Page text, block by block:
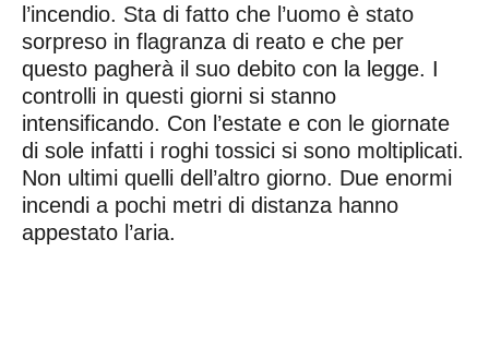
l’incendio. Sta di fatto che l’uomo è stato
sorpreso in flagranza di reato e che per
questo pagherà il suo debito con la legge. I
controlli in questi giorni si stanno
intensificando. Con l’estate e con le giornate
di sole infatti i roghi tossici si sono moltiplicati.
Non ultimi quelli dell’altro giorno. Due enormi
incendi a pochi metri di distanza hanno
appestato l’aria.